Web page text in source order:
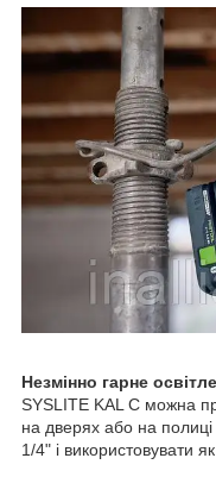
Незмінно гарне
SYSLITE KAL C можна
на дверях або на полиці
1/4" і використовувати